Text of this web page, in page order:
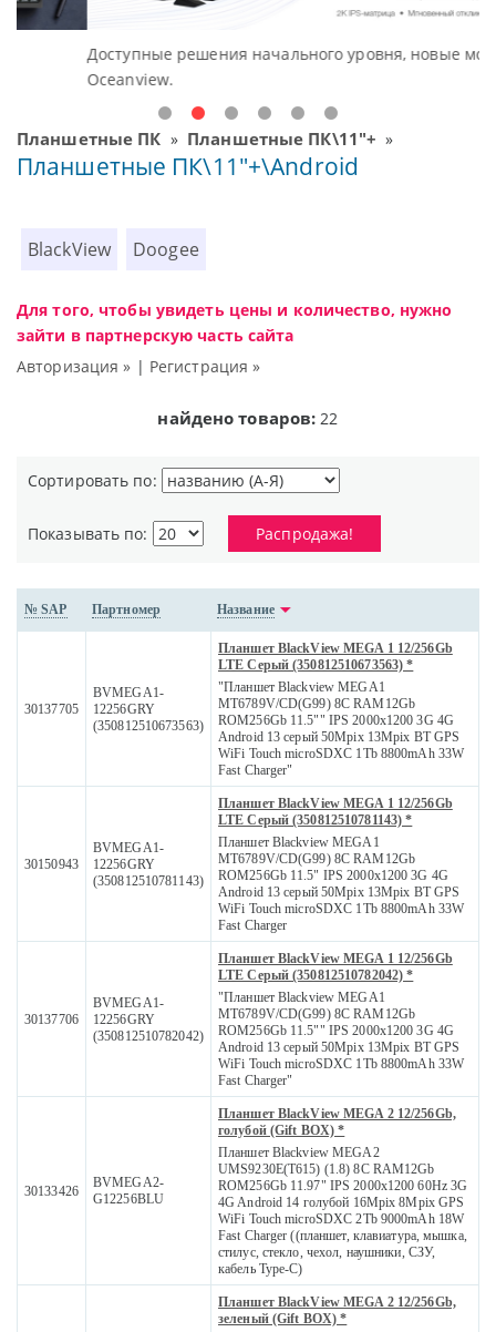
Доступные решения начального уровня, новые мониторы
Oceanview.
Планшетные ПК » Планшетные ПК\11"+ »
Планшетные ПК\11"+\Android
BlackView Doogee
Для того, чтобы увидеть цены и количество, нужно
зайти в партнерскую часть сайта
Авторизация » | Регистрация »
найдено товаров: 22
Сортировать по:
Показывать по: Распродажа!
№ SAP Партномер Название
30137705
BVMEGA1-
12256GRY
(350812510673563)
Планшет BlackView MEGA 1 12/256Gb
LTE Серый (350812510673563) *
"Планшет Blackview MEGA1
MT6789V/CD(G99) 8C RAM12Gb
ROM256Gb 11.5"" IPS 2000x1200 3G 4G
Android 13 серый 50Mpix 13Mpix BT GPS
WiFi Touch microSDXC 1Tb 8800mAh 33W
Fast Charger"
30150943
BVMEGA1-
12256GRY
(350812510781143)
Планшет BlackView MEGA 1 12/256Gb
LTE Серый (350812510781143) *
Планшет Blackview MEGA1
MT6789V/CD(G99) 8C RAM12Gb
ROM256Gb 11.5" IPS 2000x1200 3G 4G
Android 13 серый 50Mpix 13Mpix BT GPS
WiFi Touch microSDXC 1Tb 8800mAh 33W
Fast Charger
30137706
BVMEGA1-
12256GRY
(350812510782042)
Планшет BlackView MEGA 1 12/256Gb
LTE Серый (350812510782042) *
"Планшет Blackview MEGA1
MT6789V/CD(G99) 8C RAM12Gb
ROM256Gb 11.5"" IPS 2000x1200 3G 4G
Android 13 серый 50Mpix 13Mpix BT GPS
WiFi Touch microSDXC 1Tb 8800mAh 33W
Fast Charger"
30133426
BVMEGA2-
G12256BLU
Планшет BlackView MEGA 2 12/256Gb,
голубой (Gift BOX) *
Планшет Blackview MEGA2
UMS9230E(T615) (1.8) 8C RAM12Gb
ROM256Gb 11.97" IPS 2000x1200 60Hz 3G
4G Android 14 голубой 16Mpix 8Mpix GPS
WiFi Touch microSDXC 2Tb 9000mAh 18W
Fast Charger ((планшет, клавиатура, мышка,
стилус, стекло, чехол, наушники, СЗУ,
кабель Type-C)
Планшет BlackView MEGA 2 12/256Gb,
зеленый (Gift BOX) *